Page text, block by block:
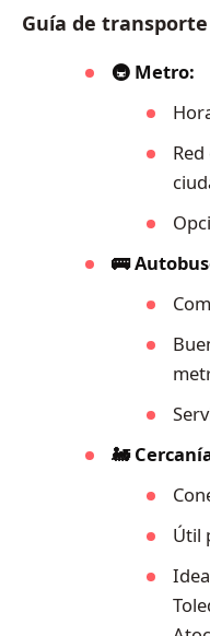
Guía de transporte
🚇 Metro:
🚌
🚂
Útil